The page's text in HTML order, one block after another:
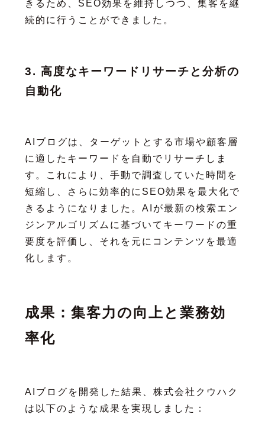
きるため、SEO効果を維持しつつ、集客を継
続的に行うことができました。
3. 高度なキーワードリサーチと分析の
自動化
AIブログは、ターゲットとする市場や顧客層
に適したキーワードを自動でリサーチしま
す。これにより、手動で調査していた時間を
短縮し、さらに効率的にSEO効果を最大化で
きるようになりました。AIが最新の検索エン
ジンアルゴリズムに基づいてキーワードの重
要度を評価し、それを元にコンテンツを最適
化します。
成果：集客力の向上と業務効
率化
AIブログを開発した結果、株式会社クウハク
は以下のような成果を実現しました：